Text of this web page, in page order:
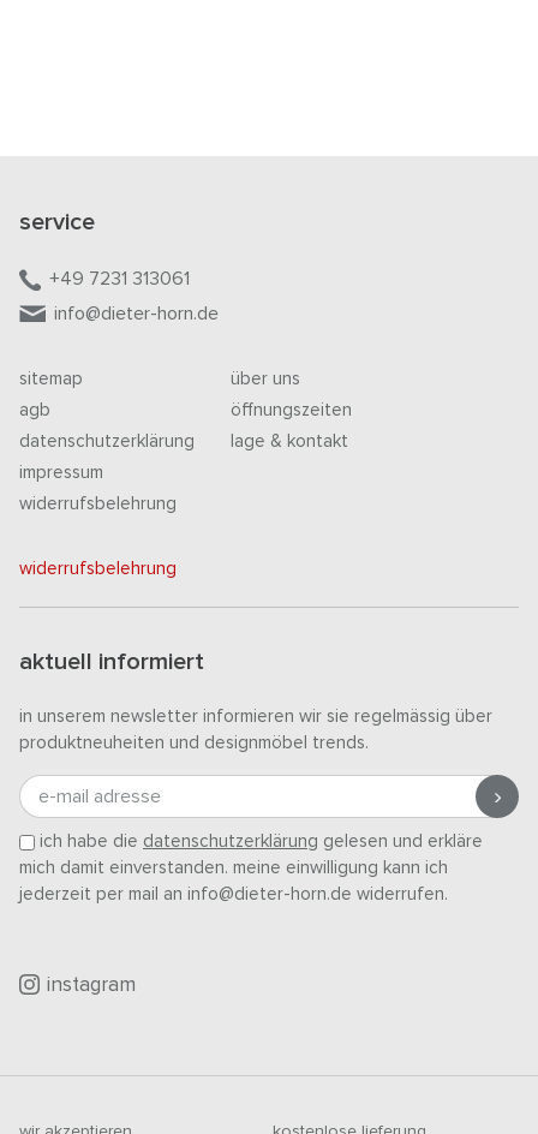
service
+49 7231 313061
info@dieter-horn.de
sitemap
agb
datenschutzerklärung
impressum
widerrufsbelehrung
über uns
öffnungszeiten
lage & kontakt
widerrufsbelehrung
aktuell informiert
in unserem newsletter informieren wir sie regelmässig über
produktneuheiten und designmöbel trends.
e-mail adresse
ich habe die datenschutzerklärung gelesen und erkläre
mich damit einverstanden. meine einwilligung kann ich
jederzeit per mail an info@dieter-horn.de widerrufen.
instagram